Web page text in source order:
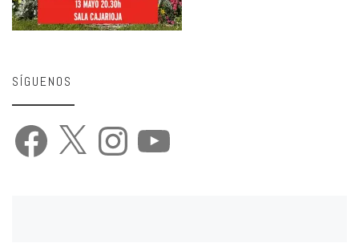
SÍGUENOS
Facebook Instagram YouTube